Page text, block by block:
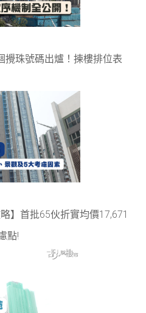
攪珠號碼出爐！揀樓排位表
略】首批65伙折實均價17,671
點!